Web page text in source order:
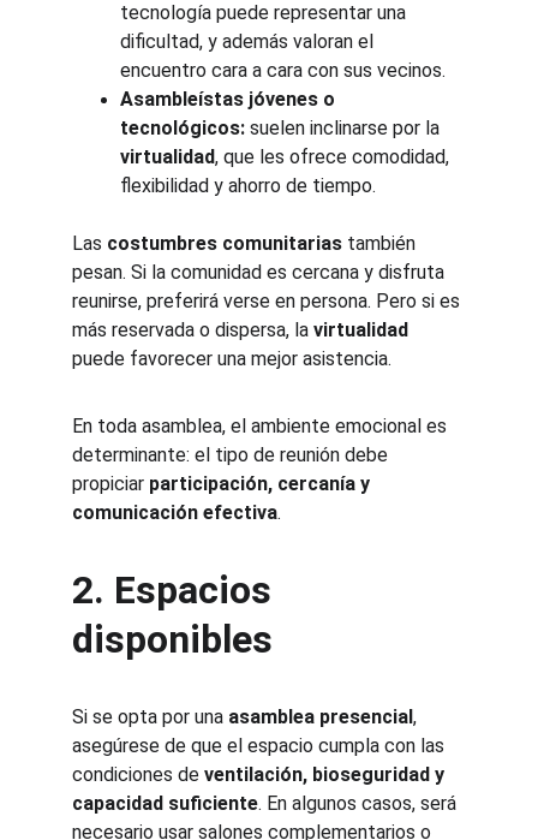
tecnología puede representar una
dificultad, y además valoran el
encuentro cara a cara con sus vecinos.
Asambleístas jóvenes o
tecnológicos: suelen inclinarse por la
virtualidad, que les ofrece comodidad,
flexibilidad y ahorro de tiempo.
Las costumbres comunitarias también
pesan. Si la comunidad es cercana y disfruta
reunirse, preferirá verse en persona. Pero si es
más reservada o dispersa, la virtualidad
puede favorecer una mejor asistencia.
En toda asamblea, el ambiente emocional es
determinante: el tipo de reunión debe
propiciar participación, cercanía y
comunicación efectiva.
2. Espacios
disponibles
Si se opta por una asamblea presencial,
asegúrese de que el espacio cumpla con las
condiciones de ventilación, bioseguridad y
capacidad suficiente. En algunos casos, será
necesario usar salones complementarios o